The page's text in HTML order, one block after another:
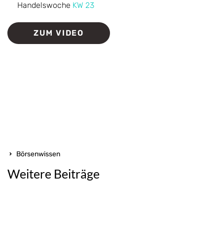
Handelswoche KW 23
ZUM VIDEO
Börsenwissen
Weitere Beiträge